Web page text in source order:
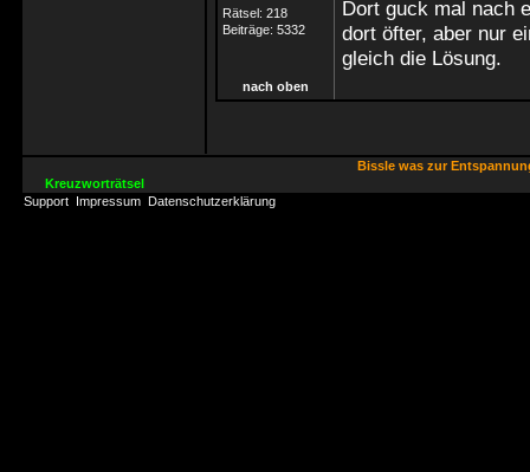
Rätsel: 218
Beiträge: 5332
Dort guck mal nach
dort öfter, aber nur
gleich die Lösung.
nach oben
Bissle was zur
Kreuzworträtsel
Support Impressum Datenschutzerklärung